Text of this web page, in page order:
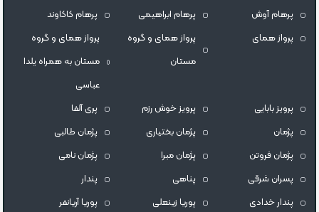
پرهام آوش
پرهام ابراهیمی
پرهام کاکاوند
پرواز همای
پرواز همای و گروه
مستان
پرواز همای و گروه
مستان به همراه یلدا
عباسی
پرویز بابایی
پرویز خوش رزم
پری آلفا
پژمان
پژمان بختیاری
پژمان طالبی
پژمان فروتن
پژمان مبرا
پژمان نامی
پسران شرقی
پناهی
پندار
پندار خدادی
پوريا زينعلى
پوریا آریانفر